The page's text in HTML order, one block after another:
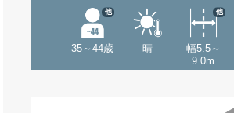
35～44歳
他
晴
幅5.5～
9.0m
他